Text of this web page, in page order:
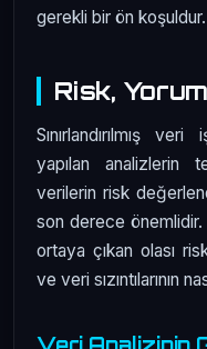
gerekli bir ön koşuldur.
Risk,
Sınırlandırılmış
yapılan analizlerin
verilerin risk
son derece
ortaya çıkan olası
ve veri sızıntılarının